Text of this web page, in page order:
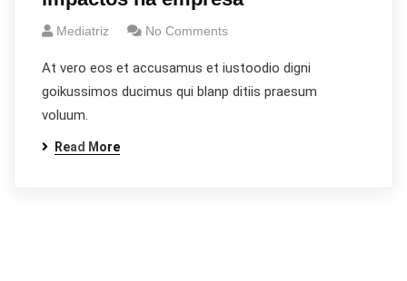
Mediatriz No Comments
At vero eos et accusamus et iustoodio digni
goikussimos ducimus qui blanp ditiis praesum
voluum.
Read More